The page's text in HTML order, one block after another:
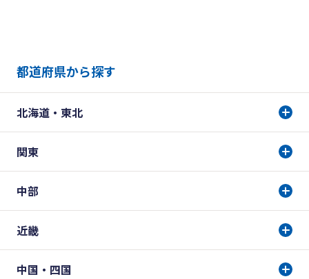
都道府県から探す
北海道・東北
関東
中部
近畿
中国・四国